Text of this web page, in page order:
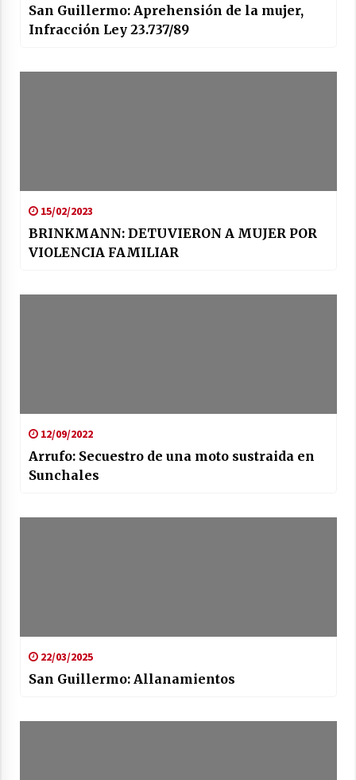
San Guillermo: Aprehensión de la mujer,
Infracción Ley 23.737/89
15/02/2023
BRINKMANN: DETUVIERON A MUJER POR
VIOLENCIA FAMILIAR
12/09/2022
Arrufo: Secuestro de una moto sustraida en
Sunchales
22/03/2025
San Guillermo: Allanamientos